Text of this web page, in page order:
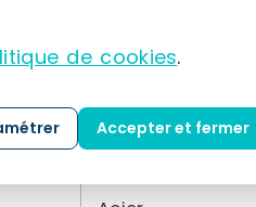
45 pieds
de cookies.
Accepter et fermer